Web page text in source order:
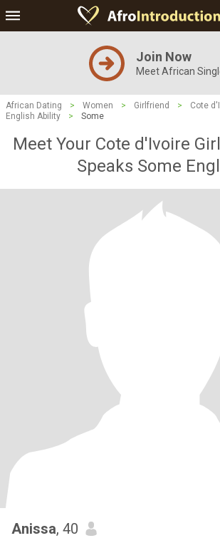
Join Now
Meet African
African Dating > Women > Girlfriend > Cote
English Ability
> Some
Meet Your Cote d'Ivoire
Speaks Some
Anissa, 40